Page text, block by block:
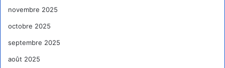
novembre 2025
octobre 2025
septembre 2025
août 2025